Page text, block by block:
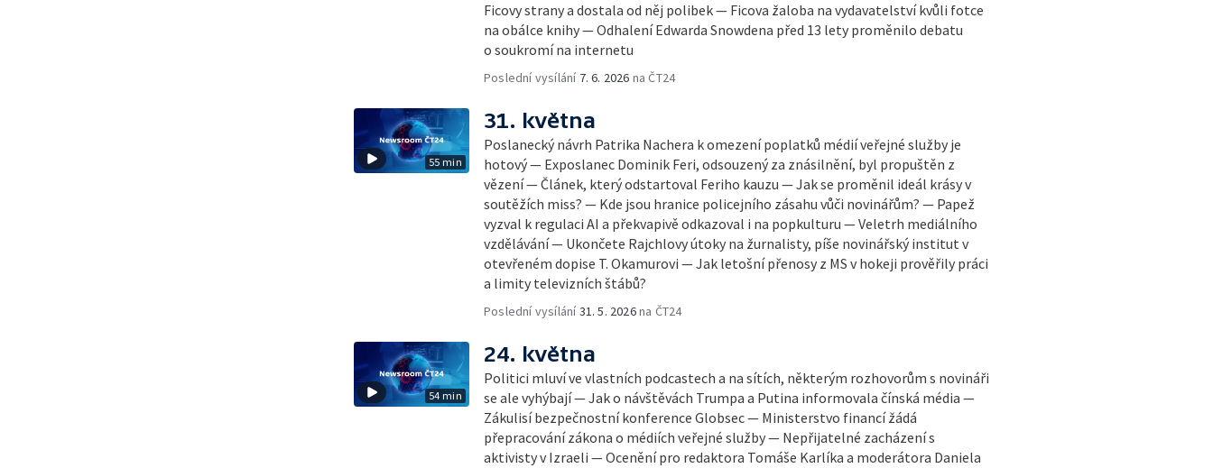
Ficovy strany a dostala od něj polibek — Ficova žaloba na vydavatelství kvůli fotce
na obálce knihy — Odhalení Edwarda Snowdena před 13 lety proměnilo debatu
o soukromí na internetu
Poslední vysílání 7. 6. 2026 na ČT24
55 min
31. května
Poslanecký návrh Patrika Nachera k omezení poplatků médií veřejné služby je
hotový — Exposlanec Dominik Feri, odsouzený za znásilnění, byl propuštěn z
vězení — Článek, který odstartoval Feriho kauzu — Jak se proměnil ideál krásy v
soutěžích miss? — Kde jsou hranice policejního zásahu vůči novinářům? — Papež
vyzval k regulaci AI a překvapivě odkazoval i na popkulturu — Veletrh mediálního
vzdělávání — Ukončete Rajchlovy útoky na žurnalisty, píše novinářský institut v
otevřeném dopise T. Okamurovi — Jak letošní přenosy z MS v hokeji prověřily práci
a limity televizních štábů?
Poslední vysílání31. 5. 2026na ČT24
54 min
24. května
Politici mluví ve vlastních podcastech a na sítích, některým rozhovorům s novináři
se ale vyhýbají — Jak o návštěvách Trumpa a Putina informovala čínská média —
Zákulisí bezpečnostní konference Globsec — Ministerstvo financí žádá
přepracování zákona o médiích veřejné služby — Nepřijatelné zacházení s
aktivisty v Izraeli — Ocenění pro redaktora Tomáše Karlíka a moderátora Daniela